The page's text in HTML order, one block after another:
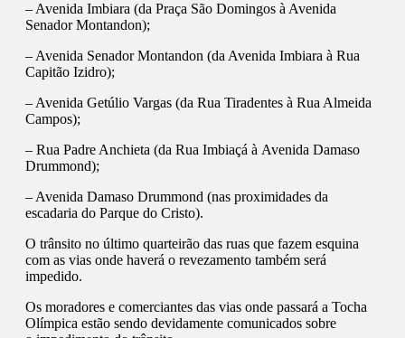
– Avenida Imbiara (da Praça São Domingos à Avenida
Senador Montandon);
– Avenida Senador Montandon (da Avenida Imbiara à Rua
Capitão Izidro);
– Avenida Getúlio Vargas (da Rua Tiradentes à Rua Almeida
Campos);
– Rua Padre Anchieta (da Rua Imbiaçá à Avenida Damaso
Drummond);
– Avenida Damaso Drummond (nas proximidades da
escadaria do Parque do Cristo).
O trânsito no último quarteirão das ruas que fazem esquina
com as vias onde haverá o revezamento também será
impedido.
Os moradores e comerciantes das vias onde passará a Tocha
Olímpica estão sendo devidamente comunicados sobre